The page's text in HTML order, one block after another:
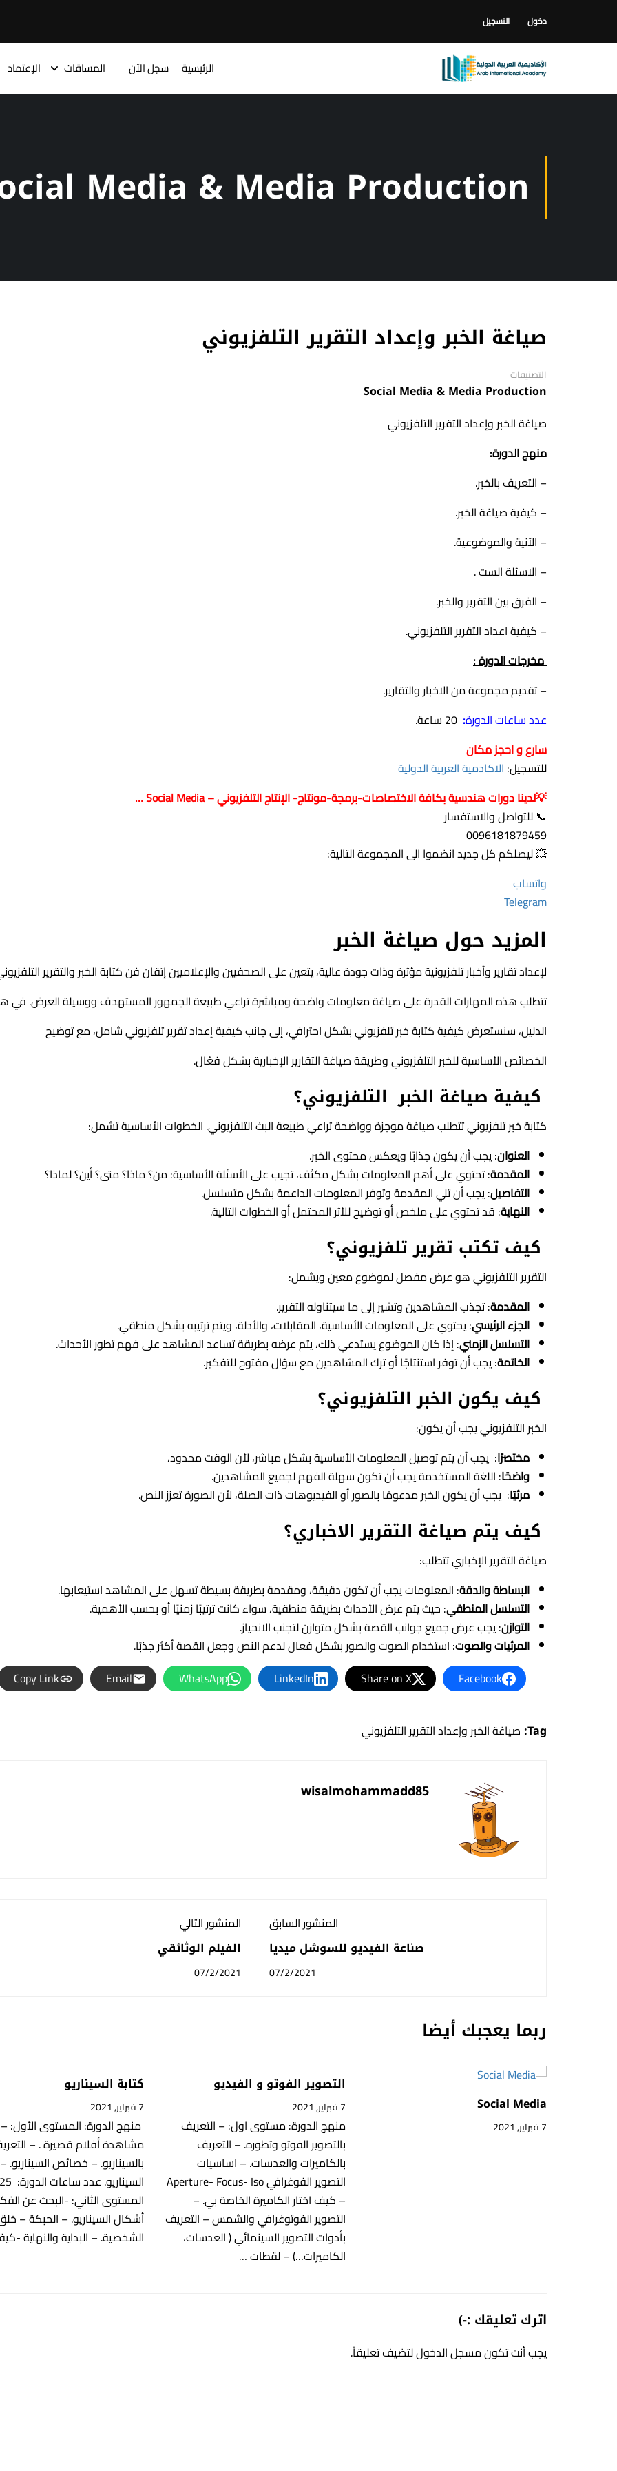
دخول التسجيل
الرئيسية سجل الآن المساقات الإعتماد
Media & Media Production
صياغة الخبر وإعداد التقرير التلفزيوني
التصنيفات
Social Media & Media Production
صياغة الخبر وإعداد التقرير التلفزيوني
منهج الدورة:
– التعريف بالخبر.
– كيفية صياغة الخبر.
– الآنية والموضوعية.
– الاسئلة الست .
– الفرق بين التقرير والخبر.
– كيفية اعداد التقرير التلفزيوني.
مخرجات الدورة :
– تقديم مجموعة من الاخبار والتقارير.
عدد ساعات الدورة:
سارع و احجز مكان
للتسجيل: الاكادمية العربية الدولية
💡لدينا دورات هندسية بكافة الاختصاصات-برمجة-مونتاج- الإنتاج التلفزيوني – Social Media …
📞 للتواصل والاستفسار
0096181879459
💥 ليصلكم كل جديد انضموا الى المجموعة التالية:
واتساب
Telegram
المزيد حول صياغة الخبر
لإعداد تقارير وأخبار تلفزيونية مؤثرة وذات جودة عالية، يتعين على الصحفيين والإعلاميين إتقان فن كتابة الخبر والتقرير
تتطلب هذه المهارات القدرة على صياغة معلومات واضحة ومباشرة تراعي طبيعة الجمهور المستهدف ووسيلة العرض. في
الدليل، سنستعرض كيفية كتابة خبر تلفزيوني بشكل احترافي، إلى جانب كيفية إعداد تقرير تلفزيوني شامل، مع توضيح
الخصائص الأساسية للخبر التلفزيوني وطريقة صياغة التقارير الإخبارية بشكل فعّال.
كيفية صياغة الخبر التلفزيوني؟
كتابة خبر تلفزيوني تتطلب صياغة موجزة وواضحة تراعي طبيعة البث التلفزيوني. الخطوات الأساسية تشمل:
العنوان: يجب أن يكون جذابًا ويعكس محتوى الخبر.
المقدمة: تحتوي على أهم المعلومات بشكل مكثف، تجيب على الأسئلة الأساسية: من؟ ماذا؟ متى؟ أين؟ لماذا؟
التفاصيل: يجب أن تلي المقدمة وتوفر المعلومات الداعمة بشكل متسلسل.
النهاية: قد تحتوي على ملخص أو توضيح للأثر المحتمل أو الخطوات التالية.
كيف تكتب تقرير تلفزيوني؟
التقرير التلفزيوني هو عرض مفصل لموضوع معين ويشمل:
المقدمة: تجذب المشاهدين وتشير إلى ما سيتناوله التقرير.
الجزء الرئيسي: يحتوي على المعلومات الأساسية، المقابلات، والأدلة، ويتم ترتيبه بشكل منطقي.
التسلسل الزمني: إذا كان الموضوع يستدعي ذلك، يتم عرضه بطريقة تساعد المشاهد على فهم تطور الأحداث.
الخاتمة: يجب أن توفر استنتاجًا أو ترك المشاهدين مع سؤال مفتوح للتفكير.
كيف يكون الخبر التلفزيوني؟
الخبر التلفزيوني يجب أن يكون:
مختصرًا: يجب أن يتم توصيل المعلومات الأساسية بشكل مباشر، لأن الوقت محدود،
واضحًا: اللغة المستخدمة يجب أن تكون سهلة الفهم لجميع المشاهدين.
مرئيًا: يجب أن يكون الخبر مدعومًا بالصور أو الفيديوهات ذات الصلة، لأن الصورة تعزز النص.
كيف يتم صياغة التقرير الاخباري؟
صياغة التقرير الإخباري تتطلب:
البساطة والدقة: المعلومات يجب أن تكون دقيقة، ومقدمة بطريقة بسيطة تسهل على المشاهد استيعابها.
التسلسل المنطقي: حيث يتم عرض الأحداث بطريقة منطقية، سواء كانت ترتيبًا زمنيًا أو بحسب الأهمية.
التوازن: يجب عرض جميع جوانب القصة بشكل متوازن لتجنب الانحياز.
المرئيات والصوت: استخدام الصوت والصور بشكل فعال لدعم النص وجعل القصة أكثر جذبًا.
Facebook
Share on X
LinkedIn
WhatsApp
Email
Copy Link
Tag: صياغة الخبر وإعداد التقرير التلفزيوني
wisalmohammadd85
المنشور السابق
صناعة الفيديو للسوشل ميديا
07/2/2021
المنشور التالي
الفيلم الوثائقي
07/2/2021
ربما يعجبك أيضا
Social Media
7 فبراير, 2021
التصوير الفوتو و الفيديو
7 فبراير, 2021
منهج الدورة: مستوى اول: – التعريف
بالتصوير الفوتو وتطوره. – التعريف
بالكاميرات والعدسات. – اساسيات
التصوير الفوغرافي Aperture- Focus- Iso
– كيف اختار الكاميرة الخاصة بي. –
التصوير الفوتوغرافي والشمس – التعريف
بأدوات التصوير السينمائي ( العدسات،
الكاميرات…) – لقطات …
كتابة السيناريو
7 فبراير, 2021
منهج الدورة: المستوى الأول: –
مشاهدة أفلام قصيرة . –
بالسيناريو. – خصائص السيناريو.
المستوى الثاني: -البحث عن
أشكال السيناريو. – الحبكة –
الشخصية. – البداية والنهاية -
اترك تعليقك :-)
يجب أنت تكونمسجل الدخوللتضيف تعليقاً.